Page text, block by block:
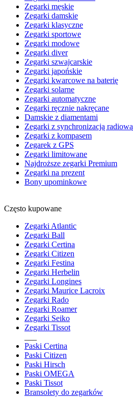
Zegarki męskie
Zegarki damskie
Zegarki klasyczne
Zegarki sportowe
Zegarki modowe
Zegarki diver
Zegarki szwajcarskie
Zegarki japońskie
Zegarki kwarcowe na baterię
Zegarki solarne
Zegarki automatyczne
Zegarki ręcznie nakręcane
Damskie z diamentami
Zegarki z synchronizacją radiową
Zegarki z kompasem
Zegarek z GPS
Zegarki limitowane
Najdroższe zegarki Premium
Zegarki na prezent
Bony upominkowe
Często kupowane
Zegarki Atlantic
Zegarki Ball
Zegarki Certina
Zegarki Citizen
Zegarki Festina
Zegarki Herbelin
Zegarki Longines
Zegarki Maurice Lacroix
Zegarki Rado
Zegarki Roamer
Zegarki Seiko
Zegarki Tissot
Paski Certina
Paski Citizen
Paski Hirsch
Paski OMEGA
Paski Tissot
Bransolety do zegarków